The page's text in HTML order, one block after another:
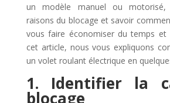
un modèle manuel ou motorisé,
raisons du blocage et savoir
vous faire économiser du temps et
cet article, nous vous expliquons
un volet roulant électrique en
1. Identifier la
blocage